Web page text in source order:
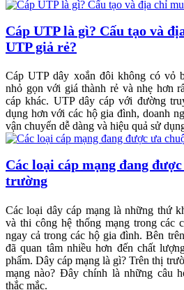
Cáp UTP là gì? Cấu tạo và
UTP giả rẻ?
Cáp UTP dây xoắn đôi không có vỏ
nhỏ gọn với giá thành rẻ và nhẹ hơn
cáp khác. UTP dây cáp với đường
dụng hơn với các hộ gia đình, doanh
vận chuyển dễ dàng và hiệu quả sử
Các loại cáp mạng đang
trường
Các loại dây cáp mạng là những thứ
và thi công hệ thống mạng trong các
ngay cả trong các hộ gia đình. Bên
đã quan tâm nhiều hơn đến chất
phẩm. Dây cáp mạng là gì? Trên thị
mạng nào? Đây chính là những câu
thắc mắc.